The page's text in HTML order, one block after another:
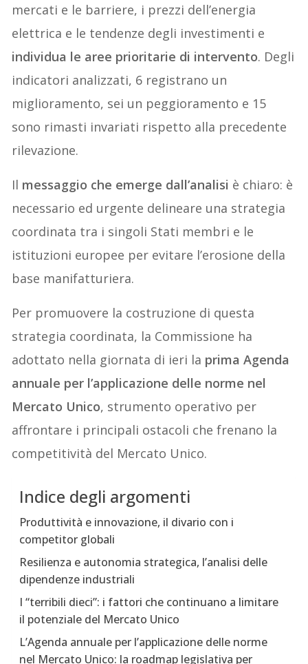
mercati e le barriere, i prezzi dell’energia
elettrica e le tendenze degli investimenti e
individua le aree prioritarie di intervento. Degli
indicatori analizzati, 6 registrano un
miglioramento, sei un peggioramento e 15
sono rimasti invariati rispetto alla precedente
rilevazione.
Il messaggio che emerge dall’analisi è chiaro: è
necessario ed urgente delineare una strategia
coordinata tra i singoli Stati membri e le
istituzioni europee per evitare l’erosione della
base manifatturiera.
Per promuovere la costruzione di questa
strategia coordinata, la Commissione ha
adottato nella giornata di ieri la prima Agenda
annuale per l’applicazione delle norme nel
Mercato Unico, strumento operativo per
affrontare i principali ostacoli che frenano la
competitività del Mercato Unico.
Indice degli argomenti
Produttività e innovazione, il divario con i
competitor globali
Resilienza e autonomia strategica, l’analisi delle
dipendenze industriali
I “terribili dieci”: i fattori che continuano a limitare
il potenziale del Mercato Unico
L’Agenda annuale per l’applicazione delle norme
nel Mercato Unico: la roadmap legislativa per